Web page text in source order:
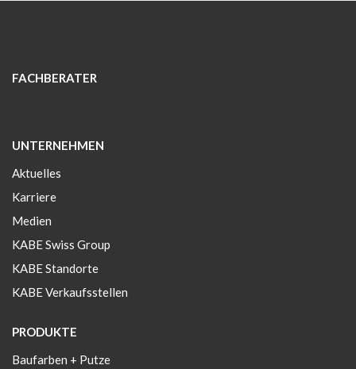
FACHBERATER
UNTERNEHMEN
Aktuelles
Karriere
Medien
KABE Swiss Group
KABE Standorte
KABE Verkaufsstellen
PRODUKTE
Baufarben + Putze